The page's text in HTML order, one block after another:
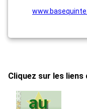
Cliquez sur les